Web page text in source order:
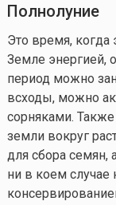
Полнолуние
Это время,
Земле энергией,
период можно
всходы, можно
сорняками.
земли вокруг
для сбора семян,
ни в коем случае